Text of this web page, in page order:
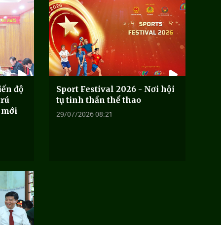
độ
Sport Festival 2026 - Nơi hội
tụ tinh thần thể thao
29/07/2026 08:21